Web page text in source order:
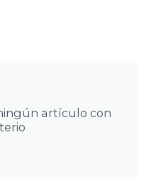
artículo con